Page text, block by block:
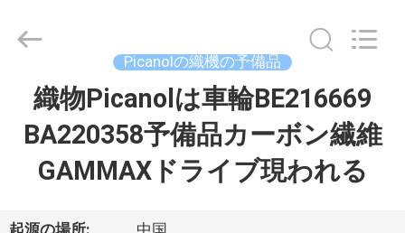
Michelle
Company.
Developed
Picanolの織機の予備品
織物Picanolは車輪BE216669
BA220358予備品カーボン繊維
GAMMAXドライブ現われる